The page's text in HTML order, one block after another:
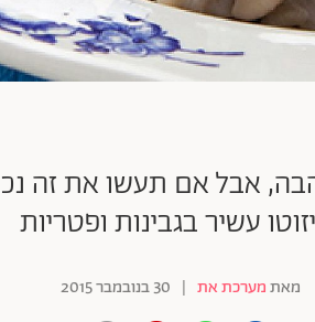
אבל אם תעשו את זה
עשיר בגבינות ופטריות
מאתמערכת את | 30 בנובמבר 2015